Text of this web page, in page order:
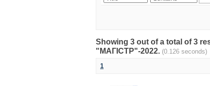
Showing 3 out of a total of 3
"МАГІСТР"-2022. (0.126 seconds)
1